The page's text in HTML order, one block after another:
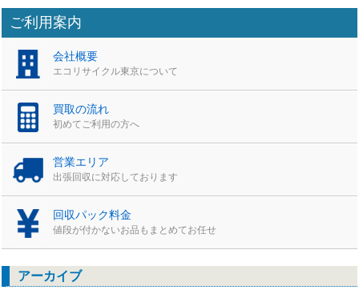
ご利用案内
会社概要
エコリサイクル東京について
買取の流れ
初めてご利用の方へ
営業エリア
出張回収に対応しております
回収パック料金
値段が付かないお品もまとめてお任せ
アーカイブ